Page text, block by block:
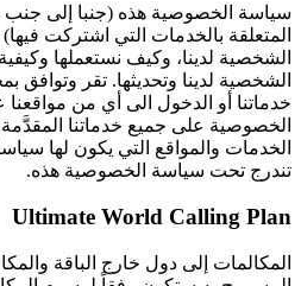
سياسة الخصوصية هذه (جنبا إلى جنب
المتعلقة بالخدمات التي اشتركت
الشخصية لدينا، وكيف نستعملها
الشخصية لدينا وتحديثها. تقر
خدماتنا أو الدخول الى أي من
الخصوصية على جميع خدماتنا المقدَّمة
الخدمات والمواقع التي يكون لها
تندرج تحت سياسة الخصوصية هذه.
Ultimate World Calling Plan
المكالمات إلى دول خارج الباقة